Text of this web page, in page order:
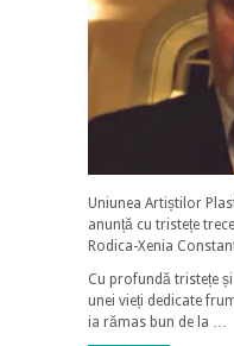
Uniunea Artiștilor
anunță cu tristețe
Rodica-Xenia
Cu profundă tristețe
unei vieți dedicate
ia rămas bun de la …